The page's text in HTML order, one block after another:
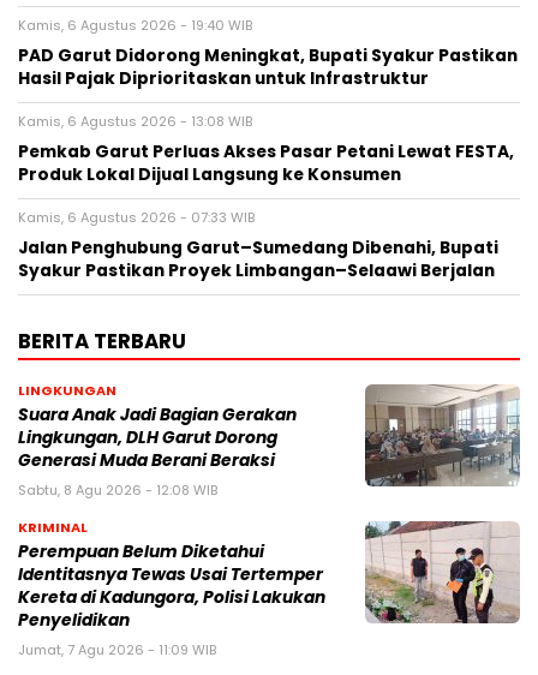
Kamis, 6 Agustus 2026 - 19:40 WIB
PAD Garut Didorong Meningkat, Bupati Syakur Pastikan
Hasil Pajak Diprioritaskan untuk Infrastruktur
Kamis, 6 Agustus 2026 - 13:08 WIB
Pemkab Garut Perluas Akses Pasar Petani Lewat FESTA,
Produk Lokal Dijual Langsung ke Konsumen
Kamis, 6 Agustus 2026 - 07:33 WIB
Jalan Penghubung Garut–Sumedang Dibenahi, Bupati
Syakur Pastikan Proyek Limbangan–Selaawi Berjalan
BERITA TERBARU
LINGKUNGAN
Suara Anak Jadi Bagian Gerakan
Lingkungan, DLH Garut Dorong
Generasi Muda Berani Beraksi
Sabtu, 8 Agu 2026 - 12:08 WIB
KRIMINAL
Perempuan Belum Diketahui
Identitasnya Tewas Usai Tertemper
Kereta di Kadungora, Polisi Lakukan
Penyelidikan
Jumat, 7 Agu 2026 - 11:09 WIB